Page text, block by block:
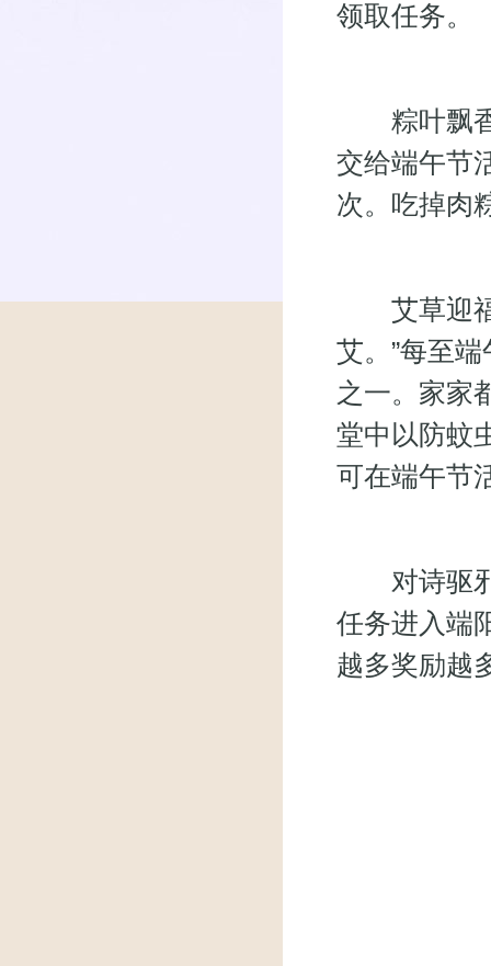
领取任务。
粽叶飘香
交给端午节
次。吃掉肉
艾草迎福
艾。”每至
之一。家家
堂中以防蚊
可在端午节
对诗驱邪
任务进入端
越多奖励越